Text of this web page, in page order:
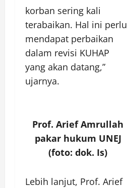
korban sering kali
terabaikan. Hal ini perlu
mendapat perbaikan
dalam revisi KUHAP
yang akan datang,”
ujarnya.
Prof. Arief Amrullah
pakar hukum UNEJ
(foto: dok. Is)
Lebih lanjut, Prof. Arief